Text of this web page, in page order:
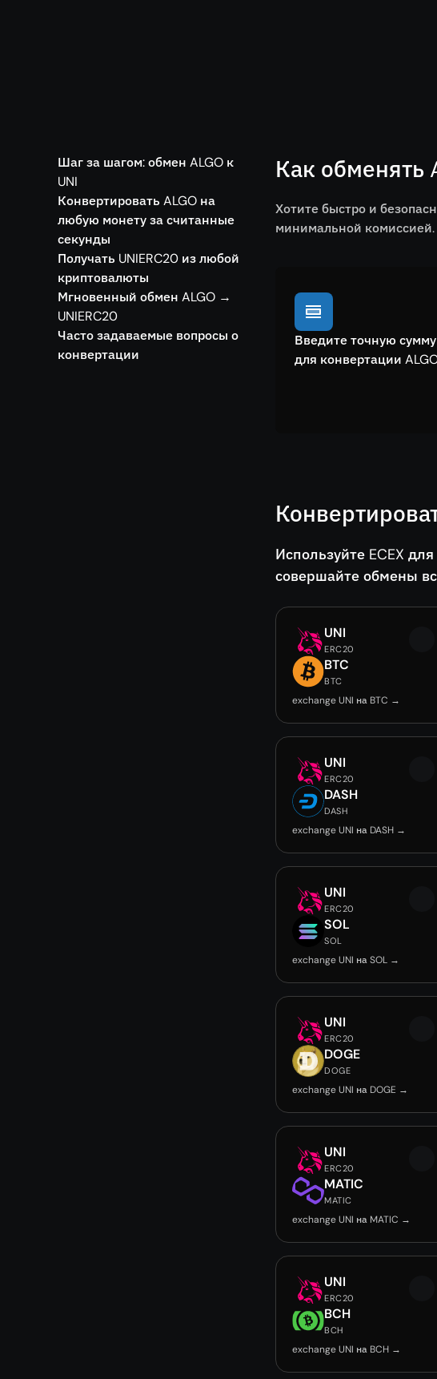
Шаг за шагом: обмен ALGO к
UNI
Конвертировать ALGO на
любую монету за считанные
секунды
Получать UNIERC20 из любой
криптовалюты
Мгновенный обмен ALGO →
UNIERC20
Часто задаваемые вопросы о
конвертации
Как обменять
Хотите быстро и
минимальной комиссией.
Введите точную сумму
для конвертации
Используйте ECEX
совершайте обмены
UNI
ERC20
BTC
BTC
exchange UNI на BTC →
UNI
ERC20
DASH
DASH
exchange UNI на DASH →
UNI
ERC20
SOL
SOL
exchange UNI на SOL →
UNI
ERC20
DOGE
DOGE
exchange UNI на DOGE →
UNI
ERC20
MATIC
MATIC
exchange UNI на MATIC →
UNI
ERC20
BCH
BCH
exchange UNI на BCH →